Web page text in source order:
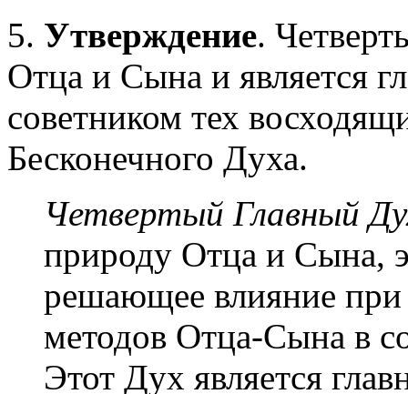
5. Утверждение.
Отца и Сына и является
советником тех
Бесконечного Духа.
Четвертый Главный
природу Отца и Сына,
решающее влияние при
методов Отца-Сына в
Этот Дух является